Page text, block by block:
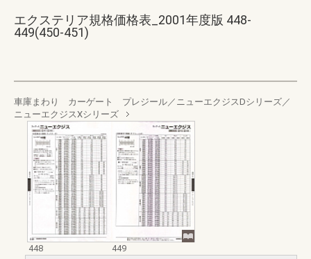
エクステリア規格価格表_2001年度版 448-
449(450-451)
車庫まわり カーゲート プレジール／ニューエクジスDシリーズ／
ニューエクジスXシリーズ
448
449